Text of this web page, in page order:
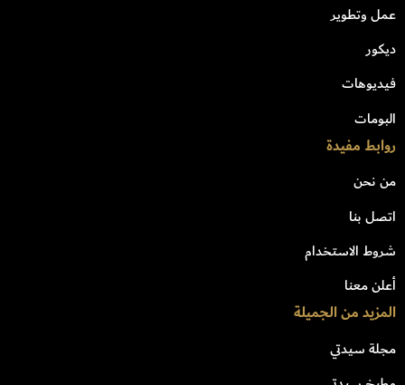
عمل وتطوير
ديكور
فيديوهات
البومات
روابط مفيدة
من نحن
اتصل بنا
شروط الاستخدام
أعلن معنا
المزيد من الجميلة
مجلة سيدتي